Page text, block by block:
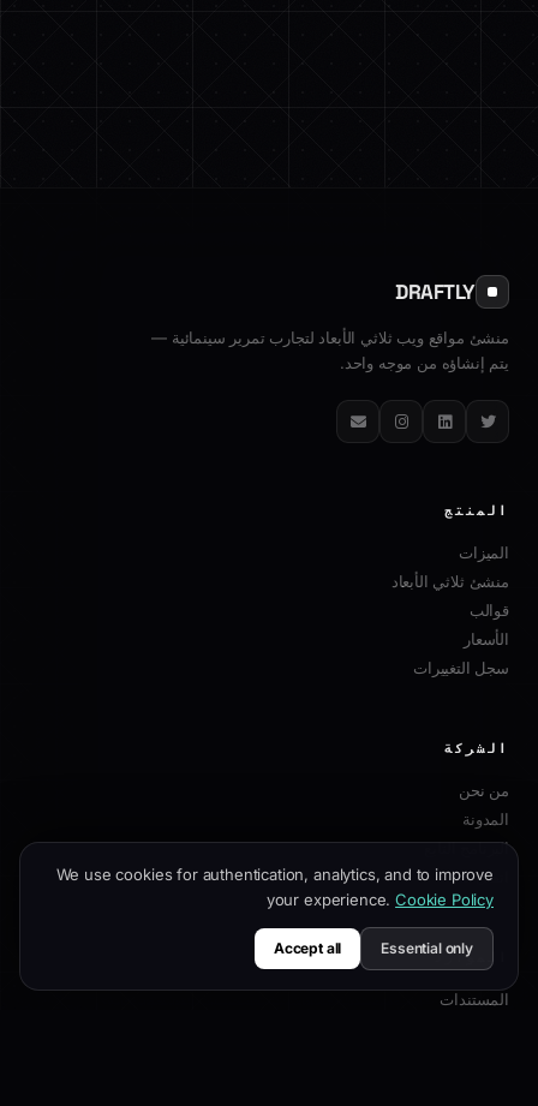
DRAFTLY
منشئ مواقع ويب ثلاثي الأبعاد لتجارب تمرير سينمائية —
يتم إنشاؤه من موجه واحد.
تويتر لينكدإنإنستغرامالبريد الإلكتروني
المنتج
الميزات
منشئ ثلاثي الأبعاد
قوالب
الأسعار
سجل التغييرات
الشركة
من نحن
المدونة
البرنامج التابع
اتصل بنا
الموارد
المستندات
We use cookies for authentication, analytics, and to improve
your experience. Cookie Policy
Essential only
Accept all